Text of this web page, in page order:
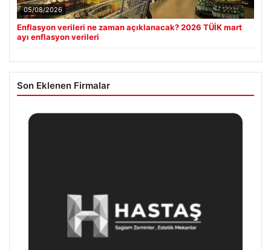
05/08/2026
Enflasyon verileri ne zaman açıklanacak? 2026 TÜİK mart
ayı enflasyon verileri
Son Eklenen Firmalar